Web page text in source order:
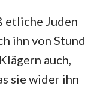
etliche Juden
ihn von Stund
auch,
sie wider ihn